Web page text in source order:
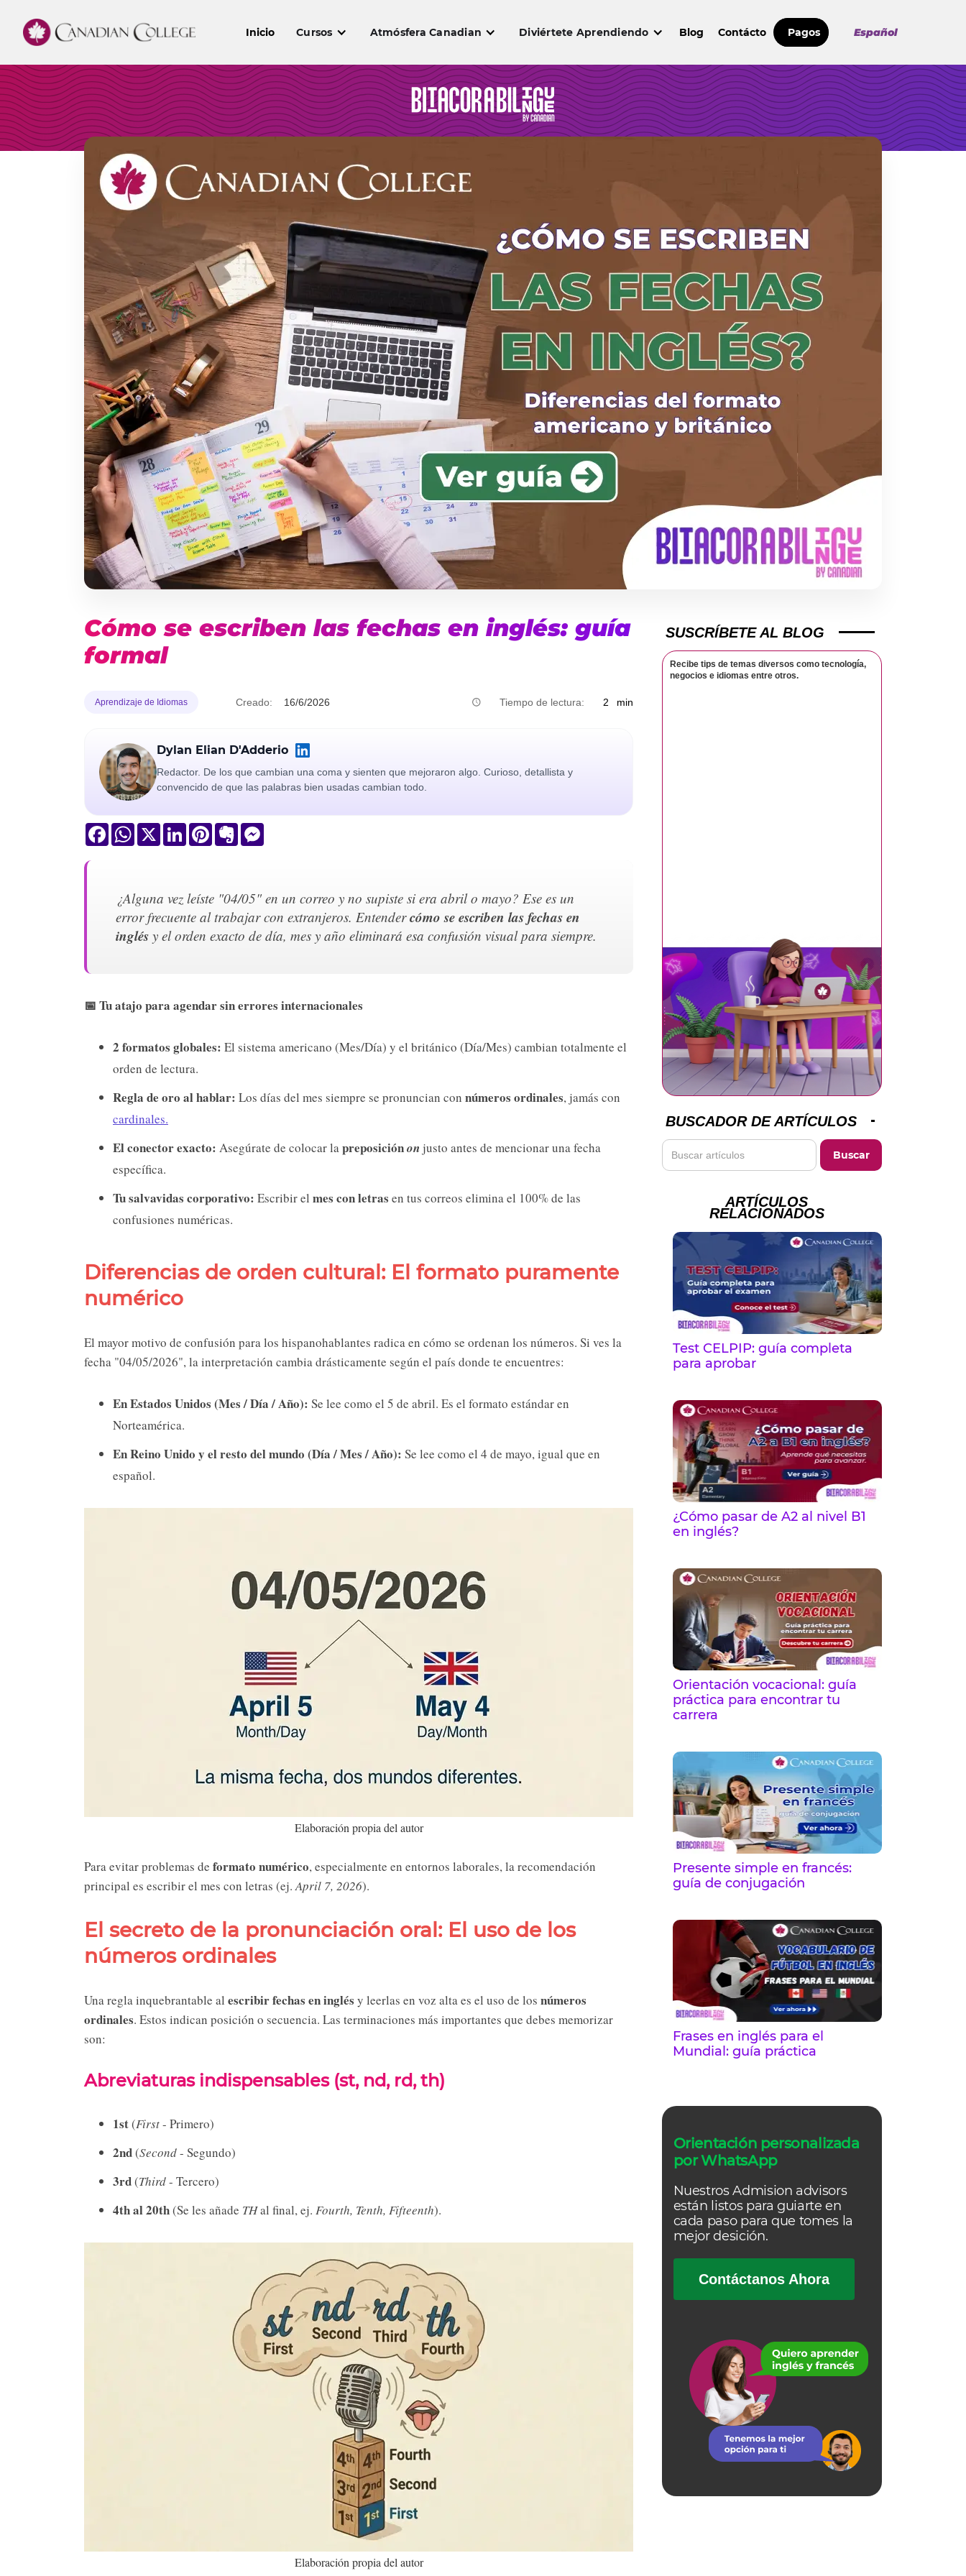
Inicio Cursos Atmósfera Canadian Diviértete Aprendiendo Blog Contácto Pagos Español
Cómo se escriben las fechas en inglés: guía
formal
Aprendizaje de Idiomas Creado: 16/6/2026 Tiempo de lectura: 2 min
Dylan Elian D'Adderio
Redactor. De los que cambian una coma y sienten que mejoraron algo. Curioso, detallista y
convencido de que las palabras bien usadas cambian todo.
FacebookWhatsApp
X LinkedInPinterestEvernote
¿Alguna vez leíste "04/05" en un correo y no supiste si era abril o mayo? Ese es un
error frecuente al trabajar con extranjeros. Entendercómo se escriben las fechas en
inglés y el orden exacto de día, mes y año eliminará esa confusión visual para siempre.
📅 Tu atajo para agendar sin errores internacionales
2 formatos globales: El sistema americano (Mes/Día) y el británico (Día/Mes) cambian totalmente el
orden de lectura.
Regla de oro al hablar: Los días del mes siempre se pronuncian con números ordinales, jamás con
cardinales.
El conector exacto: Asegúrate de colocar lapreposiciónon justo antes de mencionar una fecha
específica.
Tu salvavidas corporativo: Escribir el mes con letras en tus correos elimina el 100% de las
confusiones numéricas.
Diferencias de orden cultural: El formato puramente
numérico
El mayor motivo de confusión para los hispanohablantes radica en cómo se ordenan los números. Si ves la
fecha "04/05/2026", la interpretación cambia drásticamente según el país donde te encuentres:
En Estados Unidos (Mes / Día / Año): Se lee como el 5 de abril. Es el formato estándar en
Norteamérica.
En Reino Unido y el resto del mundo (Día / Mes / Año): Se lee como el 4 de mayo, igual que en
español.
Elaboración propia del autor
Para evitar problemas de formato numérico, especialmente en entornos laborales, la recomendación
principal es escribir el mes con letras (ej.April 7, 2026).
El secreto de la pronunciación oral: El uso de los
números ordinales
Una regla inquebrantable al escribir fechas en inglés y leerlas en voz alta es el uso de los números
ordinales. Estos indican posición o secuencia. Las terminaciones más importantes que debes memorizar
son:
Abreviaturas indispensables (st, nd, rd, th)
1st(First- Primero)
2nd(Second- Segundo)
3rd(Third- Tercero)
4th al 20th(Se les añade THal final, ej. Fourth, Tenth, Fifteenth).
Elaboración propia del autor
SUSCRÍBETE AL BLOG
Recibe tips de temas diversos como tecnología,
negocios e idiomas entre otros.
BUSCADOR DE ARTÍCULOS
ARTÍCULOS
RELACIONADOS
Test CELPIP: guía completa
para aprobar
¿Cómo pasar de A2 al nivel B1
en inglés?
Orientación vocacional: guía
práctica para encontrar tu
carrera
Presente simple en francés:
guía de conjugación
Frases en inglés para el
Mundial: guía práctica
Orientación personalizada
por WhatsApp
Nuestros Admision advisors
están listos para guiarte en
cada paso para que tomes la
mejor desición.
Contáctanos Ahora